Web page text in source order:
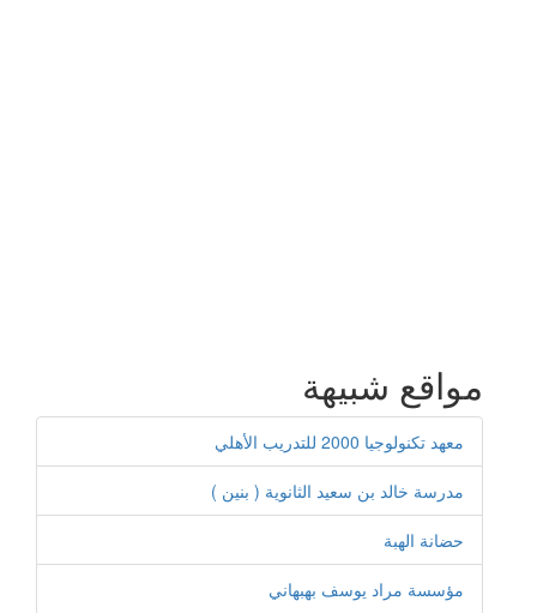
مواقع شبيهة
معهد تكنولوجيا 2000 للتدريب الأهلي
مدرسة خالد بن سعيد الثانوية ( بنين )
حضانة الهبة
مؤسسة مراد يوسف بهبهاني